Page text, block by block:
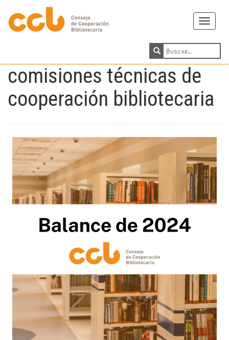
Toggle
comisiones técnicas de
cooperación bibliotecaria